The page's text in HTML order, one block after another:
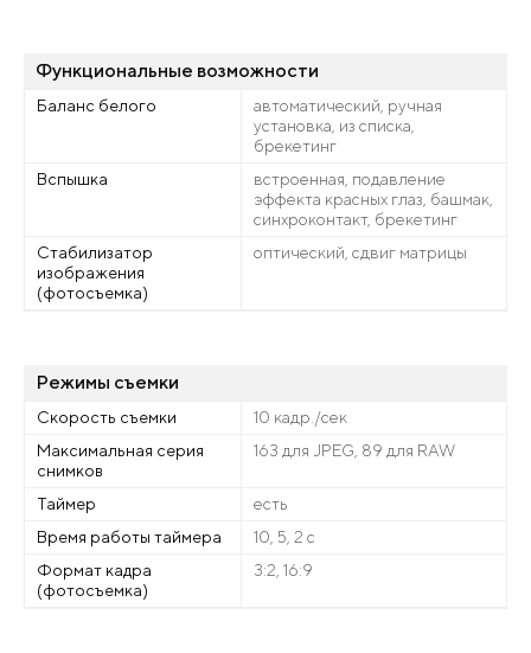
Функциональные возможности
Баланс белого
автоматический, ручная
установка, из списка,
брекетинг
Вспышка
встроенная, подавление
эффекта красных глаз, башмак,
синхроконтакт, брекетинг
Стабилизатор
изображения
(фотосъемка)
оптический, сдвиг матрицы
Режимы съемки
Скорость съемки
10 кадр./сек
Максимальная серия
снимков
163 для JPEG, 89 для RAW
Таймер
есть
Время работы таймера
10, 5, 2 c
Формат кадра
(фотосъемка)
3:2, 16:9